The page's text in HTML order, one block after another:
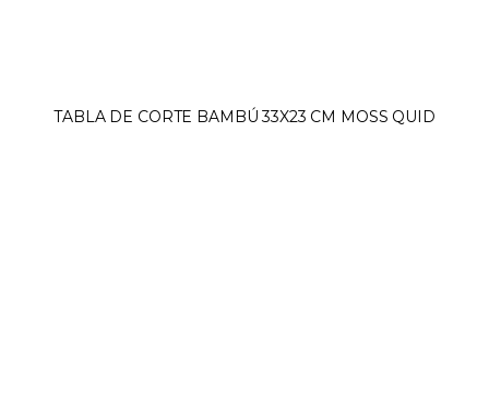
TABLA DE CORTE BAMBÚ 33X23 CM MOSS QUID